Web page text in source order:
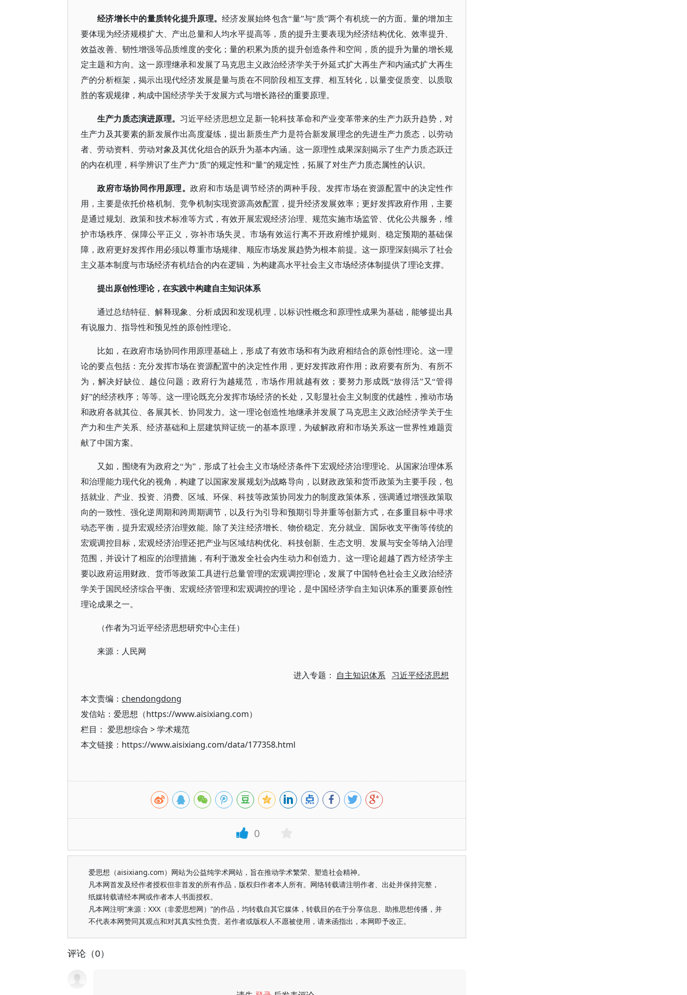
经济增长中的量质转化提升原理。经济发展始终包含“量”与“质”两个有机统一的方面。量的增加主
要体现为经济规模扩大、产出总量和人均水平提高等，质的提升主要表现为经济结构优化、效率提升、
效益改善、韧性增强等品质维度的变化；量的积累为质的提升创造条件和空间，质的提升为量的增长规
定主题和方向。这一原理继承和发展了马克思主义政治经济学关于外延式扩大再生产和内涵式扩大再生
产的分析框架，揭示出现代经济发展是量与质在不同阶段相互支撑、相互转化，以量变促质变、以质取
胜的客观规律，构成中国经济学关于发展方式与增长路径的重要原理。
生产力质态演进原理。 习近平经济思想立足新一轮科技革命和产业变革带来的生产力跃升趋势，对
生产力及其要素的新发展作出高度凝练，提出新质生产力是符合新发展理念的先进生产力质态，以劳动
者、劳动资料、劳动对象及其优化组合的跃升为基本内涵。这一原理性成果深刻揭示了生产力质态跃迁
的内在机理，科学辨识了生产力“质”的规定性和“量”的规定性，拓展了对生产力质态属性的认识。
政府市场协同作用原理。政府和市场是调节经济的两种手段。发挥市场在资源配置中的决定性作
用，主要是依托价格机制、竞争机制实现资源高效配置，提升经济发展效率；更好发挥政府作用，主要
是通过规划、政策和技术标准等方式，有效开展宏观经济治理、规范实施市场监管、优化公共服务，维
护市场秩序、保障公平正义，弥补市场失灵。市场有效运行离不开政府维护规则、稳定预期的基础保
障，政府更好发挥作用必须以尊重市场规律、顺应市场发展趋势为根本前提。这一原理深刻揭示了社会
主义基本制度与市场经济有机结合的内在逻辑，为构建高水平社会主义市场经济体制提供了理论支撑。
提出原创性理论，在实践中构建自主知识体系
通过总结特征、解释现象、分析成因和发现机理，以标识性概念和原理性成果为基础，能够提出具
有说服力、指导性和预见性的原创性理论。
比如，在政府市场协同作用原理基础上，形成了有效市场和有为政府相结合的原创性理论。这一理
论的要点包括：充分发挥市场在资源配置中的决定性作用，更好发挥政府作用；政府要有所为、有所不
为，解决好缺位、越位问题；政府行为越规范，市场作用就越有效；要努力形成既“放得活”又“管得
好”的经济秩序；等等。这一理论既充分发挥市场经济的长处，又彰显社会主义制度的优越性，推动市场
和政府各就其位、各展其长、协同发力。这一理论创造性地继承并发展了马克思主义政治经济学关于生
产力和生产关系、经济基础和上层建筑辩证统一的基本原理，为破解政府和市场关系这一世界性难题贡
献了中国方案。
又如，围绕有为政府之“为”，形成了社会主义市场经济条件下宏观经济治理理论。从国家治理体系
和治理能力现代化的视角，构建了以国家发展规划为战略导向，以财政政策和货币政策为主要手段，包
括就业、产业、投资、消费、区域、环保、科技等政策协同发力的制度政策体系，强调通过增强政策取
向的一致性、强化逆周期和跨周期调节，以及行为引导和预期引导并重等创新方式，在多重目标中寻求
动态平衡，提升宏观经济治理效能。除了关注经济增长、物价稳定、充分就业、国际收支平衡等传统的
宏观调控目标，宏观经济治理还把产业与区域结构优化、科技创新、生态文明、发展与安全等纳入治理
范围，并设计了相应的治理措施，有利于激发全社会内生动力和创造力。这一理论超越了西方经济学主
要以政府运用财政、货币等政策工具进行总量管理的宏观调控理论，发展了中国特色社会主义政治经济
学关于国民经济综合平衡、宏观经济管理和宏观调控的理论，是中国经济学自主知识体系的重要原创性
理论成果之一。
（作者为习近平经济思想研究中心主任）
来源：人民网
进入专题： 自主知识体系 习近平经济思想
本文责编： chendongdong
发信站：爱思想（https://www.aisixiang.com）
栏目： 爱思想综合 >学术规范
本文链接：https://www.aisixiang.com/data/177358.html
0
爱思想（aisixiang.com）网站为公益纯学术网站，旨在推动学术繁荣、塑造社会精神。
凡本网首发及经作者授权但非首发的所有作品，版权归作者本人所有。网络转载请注明作者、出处并保持完整，
纸媒转载请经本网或作者本人书面授权。
凡本网注明“来源：XXX（非爱思想网）”的作品，均转载自其它媒体，转载目的在于分享信息、助推思想传播，并
不代表本网赞同其观点和对其真实性负责。若作者或版权人不愿被使用，请来函指出，本网即予改正。
评论（0）